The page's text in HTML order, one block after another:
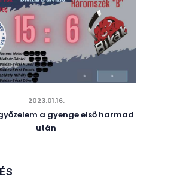
2023.01.16.
a gyenge első harmad
után